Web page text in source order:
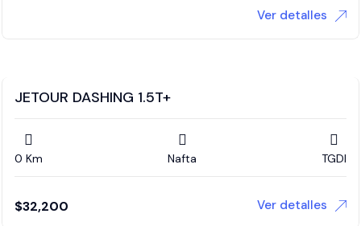
Ver detalles
JETOUR DASHING 1.5T+
0 Km Nafta TGDI
$32,200 Ver detalles